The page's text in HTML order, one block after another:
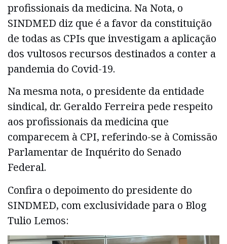
profissionais da medicina. Na Nota, o
SINDMED diz que é a favor da constituição
de todas as CPIs que investigam a aplicação
dos vultosos recursos destinados a conter a
pandemia do Covid-19.
Na mesma nota, o presidente da entidade
sindical, dr. Geraldo Ferreira pede respeito
aos profissionais da medicina que
comparecem à CPI, referindo-se à Comissão
Parlamentar de Inquérito do Senado
Federal.
Confira o depoimento do presidente do
SINDMED, com exclusividade para o Blog
Tulio Lemos: